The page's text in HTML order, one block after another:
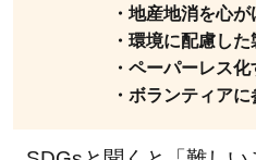
トイ
世界
・地産地消を心が
・環境に配慮し
・ペーパーレス化
・ボランティア